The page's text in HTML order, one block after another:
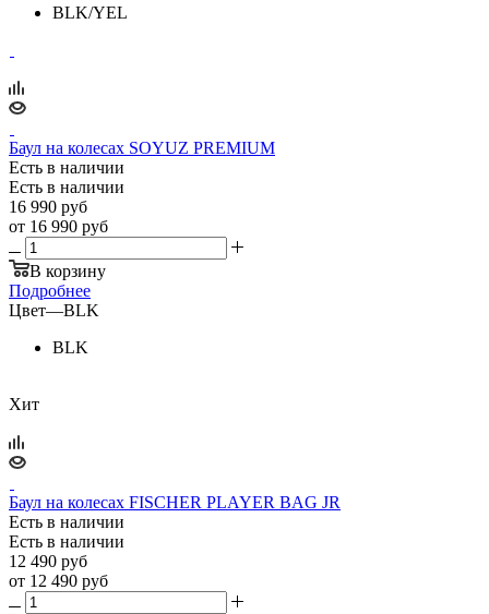
BLK/YEL
Баул на колесах SOYUZ PREMIUM
Есть в наличии
Есть в наличии
16 990 руб
от 16 990 руб
В корзину
Подробнее
Цвет—BLK
BLK
Хит
Баул на колесах FISCHER PLAYER BAG JR
Есть в наличии
Есть в наличии
12 490 руб
от 12 490 руб